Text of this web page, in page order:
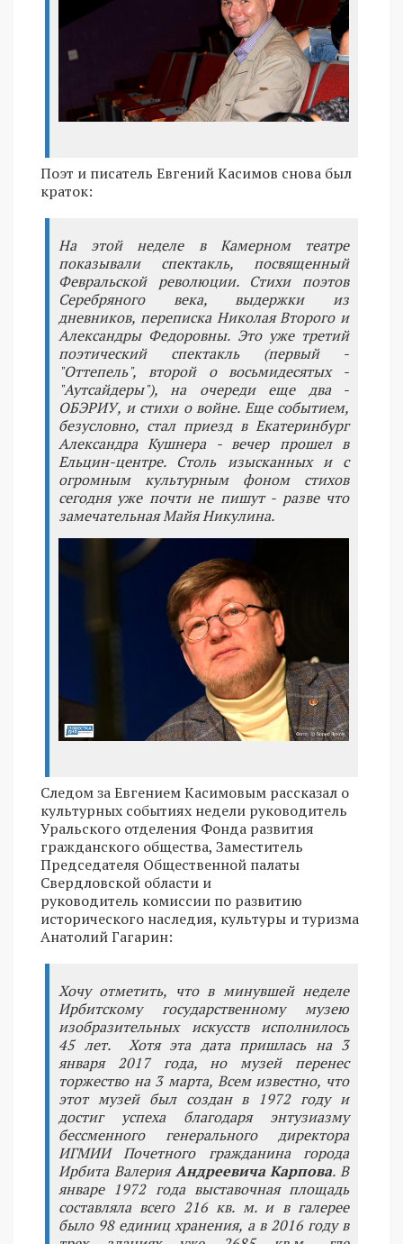
Поэт и писатель Евгений Касимов снова был
краток:
На этой неделе в Камерном театре
показывали спектакль, посвященный
Февральской революции. Стихи поэтов
Серебряного века, выдержки из
дневников, переписка Николая Второго и
Александры Федоровны. Это уже третий
поэтический спектакль (первый -
"Оттепель", второй о восьмидесятых -
"Аутсайдеры"), на очереди еще два -
ОБЭРИУ, и стихи о войне. Еще событием,
безусловно, стал приезд в Екатеринбург
Александра Кушнера - вечер прошел в
Ельцин-центре. Столь изысканных и с
огромным культурным фоном стихов
сегодня уже почти не пишут - разве что
замечательная Майя Никулина.
Следом за Евгением Касимовым рассказал о
культурных событиях недели руководитель
Уральского отделения Фонда развития
гражданского общества, Заместитель
Председателя Общественной палаты
Свердловской области и
руководитель комиссии по развитию
исторического наследия, культуры и туризма
Анатолий Гагарин:
Хочу отметить, что в минувшей неделе
Ирбитскому государственному музею
изобразительных искусств исполнилось
45 лет. Хотя эта дата пришлась на 3
января 2017 года, но музей перенес
торжество на 3 марта, Всем известно, что
этот музей был создан в 1972 году и
достиг успеха благодаря энтузиазму
бессменного генерального директора
ИГМИИ Почетного гражданина города
Ирбита ВалерияАндреевича Карпова. В
январе 1972 года выставочная площадь
составляла всего 216 кв. м. и в галерее
было 98 единиц хранения, а в 2016 году в